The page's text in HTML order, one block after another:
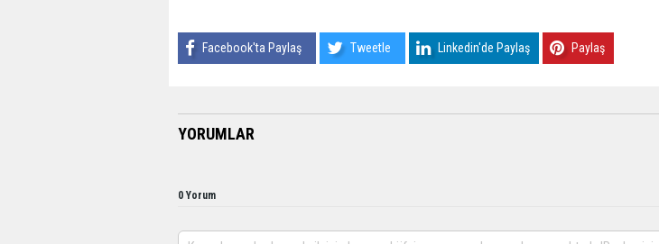
Facebook'ta Paylaş Tweetle Linkedin'de Paylaş Paylaş
YORUMLAR
0 Yorum